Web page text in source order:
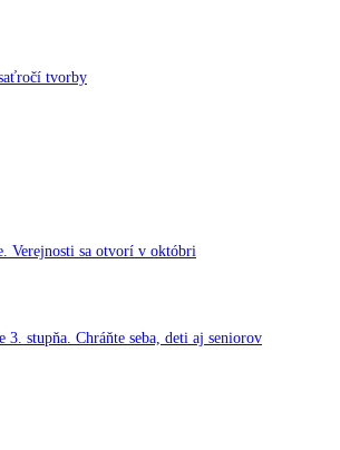
tvorby
Verejnosti sa otvorí v októbri
stupňa. Chráňte seba, deti aj seniorov